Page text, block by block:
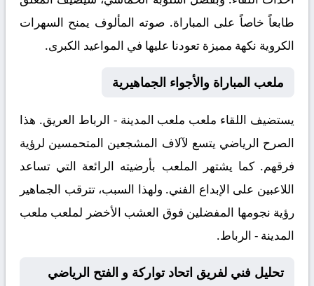
طابعاً خاصاً على المباراة. صوته المألوف يمنح السهرات
الكروية نكهة مميزة تعودنا عليها في المواعيد الكبرى.
ملعب المباراة والأجواء الجماهيرية
يستضيف اللقاء ملعب ملعب المدينة - الرباط العريق. هذا
الصرح الرياضي يتسع لآلاف المشجعين المتحمسين لرؤية
فرقهم. كما يشتهر الملعب بأرضيته الرائعة التي تساعد
اللاعبين على الإبداع الفني. ولهذا السبب، تترقب الجماهير
رؤية نجومها المفضلين فوق العشب الأخضر لملعب ملعب
المدينة - الرباط.
تحليل فني لفريق اتحاد تواركة و الفتح الرياضي